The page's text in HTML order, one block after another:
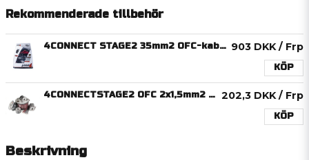
Rekommenderade tillbehör
4CONNECT STAGE2 35mm2 OFC-kabelkit för slutsteg 903 DKK/ Frp
KÖP
4CONNECTSTAGE2 OFC 2x1,5mm2 Minitrumma 15m 202,3 DKK/ Frp
KÖP
Beskrivning